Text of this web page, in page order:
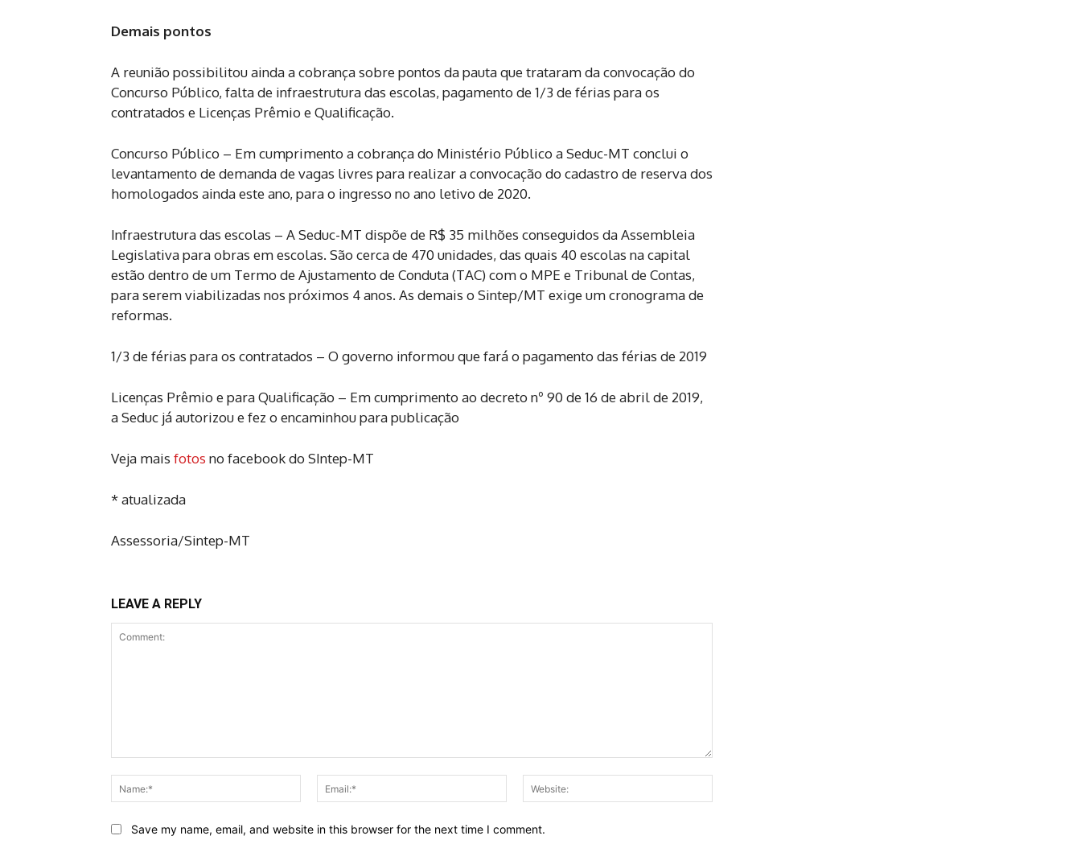
Demais pontos
A reunião possibilitou ainda a cobrança sobre pontos da pauta que trataram da convocação do
Concurso Público, falta de infraestrutura das escolas, pagamento de 1/3 de férias para os
contratados e Licenças Prêmio e Qualificação.
Concurso Público – Em cumprimento a cobrança do Ministério Público a Seduc-MT conclui o
levantamento de demanda de vagas livres para realizar a convocação do cadastro de reserva dos
homologados ainda este ano, para o ingresso no ano letivo de 2020.
Infraestrutura das escolas – A Seduc-MT dispõe de R$ 35 milhões conseguidos da Assembleia
Legislativa para obras em escolas. São cerca de 470 unidades, das quais 40 escolas na capital
estão dentro de um Termo de Ajustamento de Conduta (TAC) com o MPE e Tribunal de Contas,
para serem viabilizadas nos próximos 4 anos. As demais o Sintep/MT exige um cronograma de
reformas.
1/3 de férias para os contratados – O governo informou que fará o pagamento das férias de 2019
Licenças Prêmio e para Qualificação – Em cumprimento ao decreto nº 90 de 16 de abril de 2019,
a Seduc já autorizou e fez o encaminhou para publicação
Veja mais fotos no facebook do SIntep-MT
* atualizada
Assessoria/Sintep-MT
LEAVE A REPLY
Name:*
Email:*
Save my name, email, and website in this browser for the next time I comment.